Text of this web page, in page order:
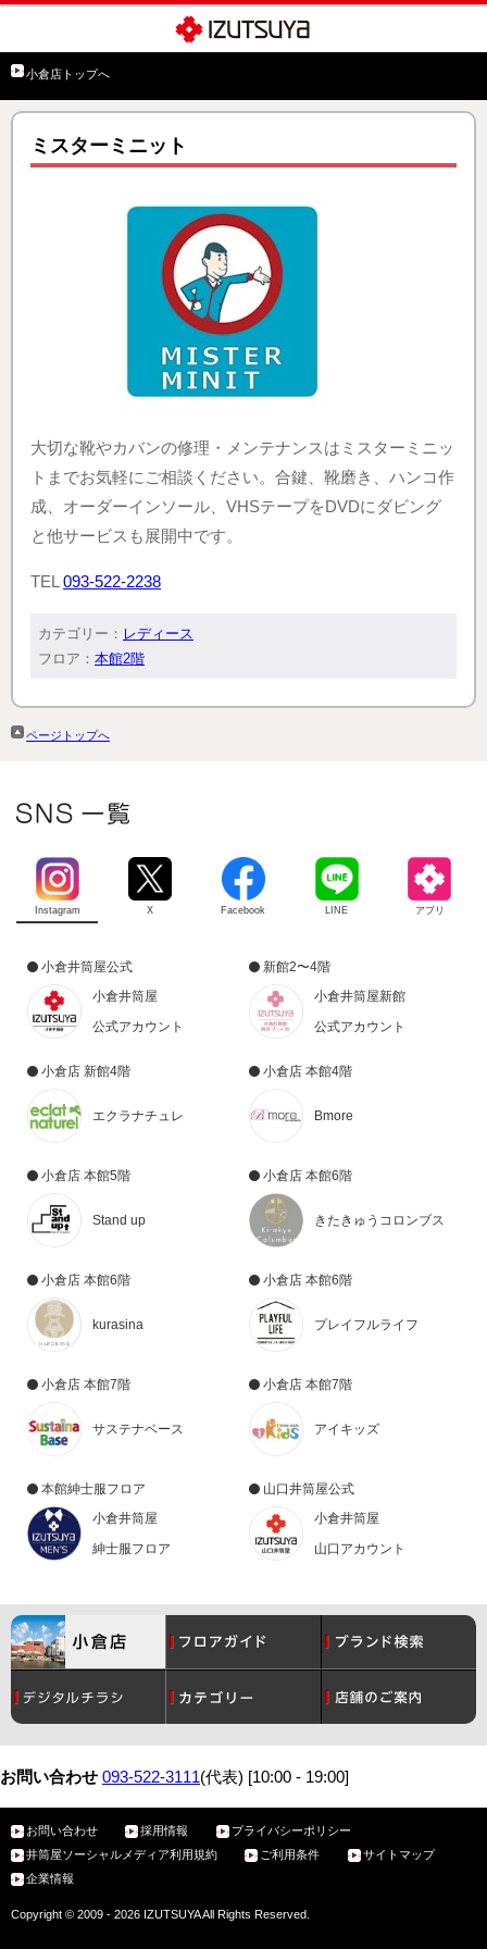
小倉店トップへ
ミスターミニット
大切な靴やカバンの修理・メンテナンスはミスターミニッ
トまでお気軽にご相談ください。合鍵、靴磨き、ハンコ作
成、オーダーインソール、VHSテープをDVDにダビング
と他サービスも展開中です。
TEL 093-522-2238
カテゴリー： レディース
フロア： 本館2階
ページトップへ
Instagram X Facebook LINE アプリ
小倉井筒屋公式
小倉井筒屋
公式アカウント
新館2〜4階
小倉井筒屋新館
公式アカウント
小倉店 新館4階
エクラナチュレ
小倉店 本館4階
Bmore
小倉店 本館5階
Stand up
小倉店 本館6階
きたきゅうコロンブス
小倉店 本館6階
kurasina
小倉店 本館6階
プレイフルライフ
小倉店 本館7階
サステナベース
小倉店 本館7階
アイキッズ
本館紳士服フロア
小倉井筒屋
紳士服フロア
山口井筒屋公式
小倉井筒屋
山口アカウント
コスメ レディース
メンズ ベビー・こども
月間催事スケジュール グルメ
サービスガイド アクセス・駐車場
お問い合わせ 093-522-3111(代表) [10:00 - 19:00]
お問い合わせ 採用情報
プライバシーポリシー
井筒屋ソーシャルメディア利用規約
ご利用条件
サイトマップ
企業情報
Copyright © 2009 - 2026 IZUTSUYA All Rights Reserved.